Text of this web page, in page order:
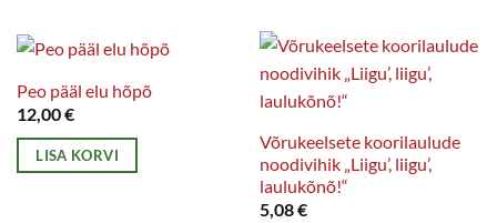
Peo pääl elu hõpõ
12,00€
LISA KORVI
Võrukeelsete koorilaulude
noodivihik „Liigu’, liigu’,
laulukõnõ!“
5,08€